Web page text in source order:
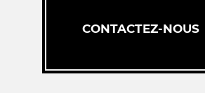
CONTACTEZ-NOUS